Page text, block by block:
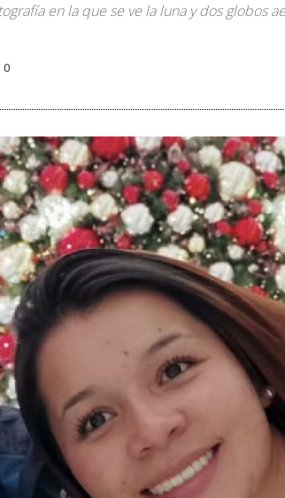
en la que se ve la luna y dos globos
0